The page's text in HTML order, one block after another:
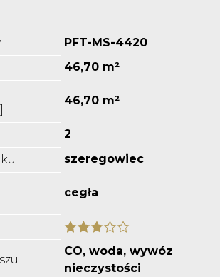
PFT-MS-4420
46,70 m²
46,70 m²
2
szeregowiec
cegła
CO, woda, wywóz
nieczystości